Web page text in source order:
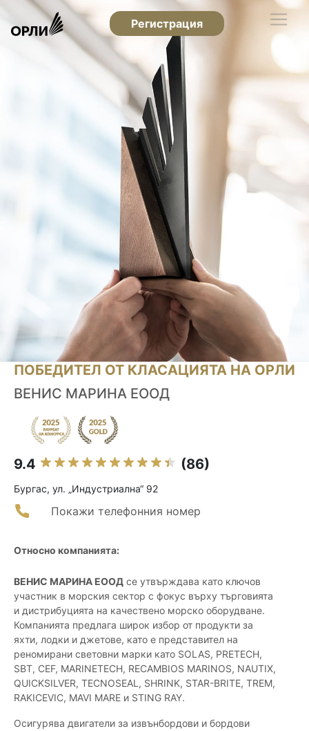
Регистрация
ПОБЕДИТЕЛ ОТ КЛАСАЦИЯТА НА ОРЛИ
ВЕНИС МАРИНА ЕООД
9.4 (86)
Бургас, ул. „Индустриална“ 92
Покажи телефонния номер
Относно компанията:
ВЕНИС МАРИНА ЕООД се утвърждава като ключов
участник в морския сектор с фокус върху търговията
и дистрибуцията на качествено морско оборудване.
Компанията предлага широк избор от продукти за
яхти, лодки и джетове, като е представител на
реномирани световни марки като SOLAS, PRETECH,
SBT, CEF, MARINETECH, RECAMBIOS MARINOS, NAUTIX,
QUICKSILVER, TECNOSEAL, SHRINK, STAR-BRITE, TREM,
RAKICEVIC, MAVI MARE и STING RAY.
Осигурява двигатели за извънбордови и бордови